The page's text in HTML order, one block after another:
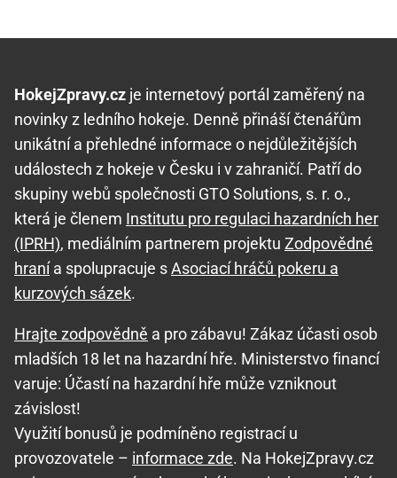
HokejZpravy.cz je internetový portál zaměřený na
novinky z ledního hokeje. Denně přináší čtenářům
unikátní a přehledné informace o nejdůležitějších
událostech z hokeje v Česku i v zahraničí. Patří do
skupiny webů společnosti GTO Solutions, s. r. o.,
která je členem Institutu pro regulaci hazardních her
(IPRH), mediálním partnerem projektu Zodpovědné
hranía spolupracuje sAsociací hráčů pokeru a
kurzových sázek.
Hrajte zodpovědně a pro zábavu! Zákaz účasti osob
mladších 18 let na hazardní hře. Ministerstvo financí
varuje: Účastí na hazardní hře může vzniknout
závislost!
Využití bonusů je podmíněno registrací u
provozovatele – informace zde. Na HokejZpravy.cz